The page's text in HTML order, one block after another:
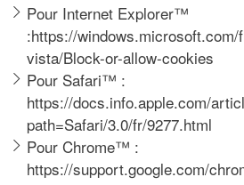
Pour Internet Explorer™
:https://windows.microsoft.com/
vista/Block-or-allow-cookies
Pour Safari™ :
https://docs.info.apple.com/
path=Safari/3.0/fr/9277.html
Pour Chrome™ :
https://support.google.com/